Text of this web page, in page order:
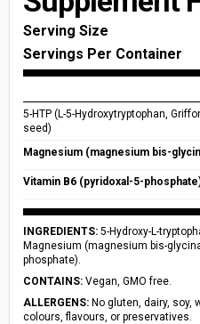
Serving Size
Servings Per Container
5-HTP (L-5-Hydroxytryptophan,
seed)
Magnesium (magnesium bis-
Vitamin B6 (pyridoxal-5-
INGREDIENTS: 5-Hydroxy-L-
Magnesium (magnesium bis-
phosphate).
CONTAINS: Vegan, GMO free.
ALLERGENS: No gluten, dairy, soy,
colours, flavours, or preservatives.